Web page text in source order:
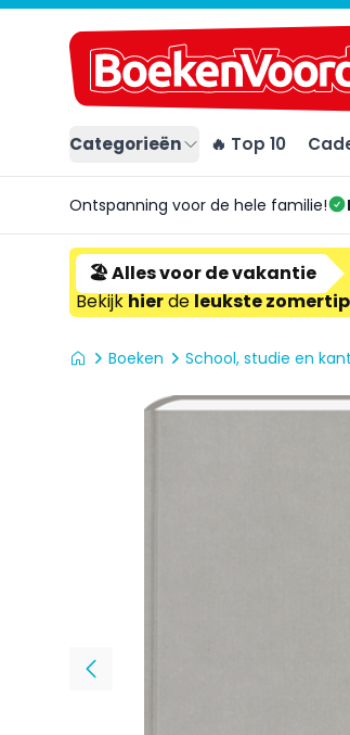
Categorieën 🔥 Top 10
Ontspanning voor de hele familie!
🏖️ Alles voor de vakantie
Bekijkhierdeleukste
Boeken School, studie en